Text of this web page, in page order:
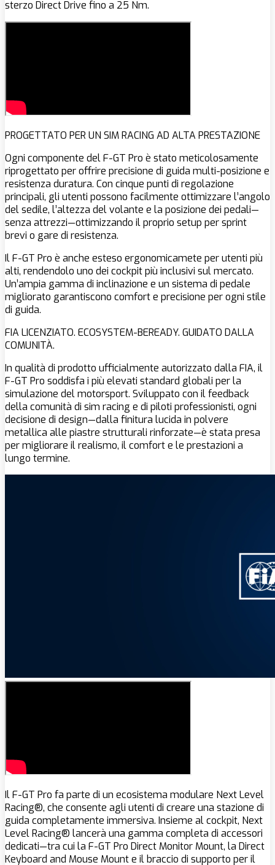
sterzo Direct Drive fino a 25 Nm.
PROGETTATO PER UN SIM RACING AD ALTA PRESTAZIONE
Ogni componente del F-GT Pro è stato meticolosamente
riprogettato per offrire precisione di guida multi-posizione e
resistenza duratura. Con cinque punti di regolazione
principali, gli utenti possono facilmente ottimizzare l’angolo
del sedile, l’altezza del volante e la posizione dei pedali—
senza attrezzi—ottimizzando il proprio setup per sprint
brevi o gare di resistenza.
Il F-GT Pro è anche esteso ergonomicamete per utenti più
alti, rendendolo uno dei cockpit più inclusivi sul mercato.
Un’ampia gamma di inclinazione e un sistema di pedale
migliorato garantiscono comfort e precisione per ogni stile
di guida.
FIA LICENZIATO. ECOSYSTEM-BEREADY. GUIDATO DALLA
COMUNITÀ.
In qualità di prodotto ufficialmente autorizzato dalla FIA, il
F-GT Pro soddisfa i più elevati standard globali per la
simulazione del motorsport. Sviluppato con il feedback
della comunità di sim racing e di piloti professionisti, ogni
decisione di design—dalla finitura lucida in polvere
metallica alle piastre strutturali rinforzate—è stata presa
per migliorare il realismo, il comfort e le prestazioni a
lungo termine.
Il F-GT Pro fa parte di un ecosistema modulare Next Level
Racing®, che consente agli utenti di creare una stazione di
guida completamente immersiva. Insieme al cockpit, Next
Level Racing® lancerà una gamma completa di accessori
dedicati—tra cui la F-GT Pro Direct Monitor Mount, la Direct
Keyboard and Mouse Mount e il braccio di supporto per il